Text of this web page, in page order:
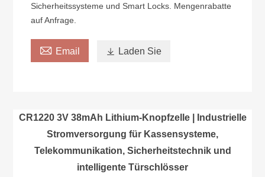
Sicherheitssysteme und Smart Locks. Mengenrabatte
auf Anfrage.
 Email  Laden Sie
CR1220 3V 38mAh Lithium-Knopfzelle | Industrielle
Stromversorgung für Kassensysteme,
Telekommunikation, Sicherheitstechnik und
intelligente Türschlösser